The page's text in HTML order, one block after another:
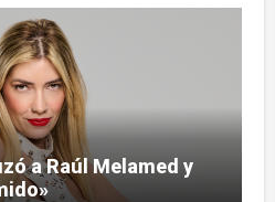
a Raúl Melamed y